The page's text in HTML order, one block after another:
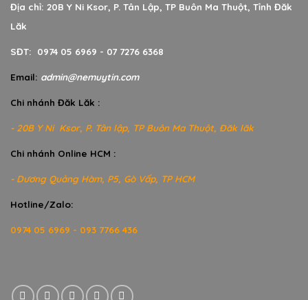
Địa chỉ: 20B Y Ni Ksor, P. Tân Lập, TP Buôn Ma Thuột, Tỉnh Đăk
Lăk
SĐT: 0974 05 6969 - 07 7276 6368
Email: admin@nemuytin.com
Chi nhánh Đăk Lăk :
- 20B Y Ni Ksor, P. Tân lập, TP Buôn Ma Thuột, Đăk lăk
Chi nhánh Online HCM :
- Dương Quảng Hàm, P5, Gò Vấp, TP HCM
Hotline/Zalo:
0974 05 6969 - 093 7766 436